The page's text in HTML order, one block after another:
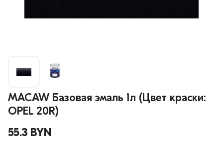
MACAW Базовая эмаль 1л (Цвет краски:
OPEL 20R)
55.3 BYN